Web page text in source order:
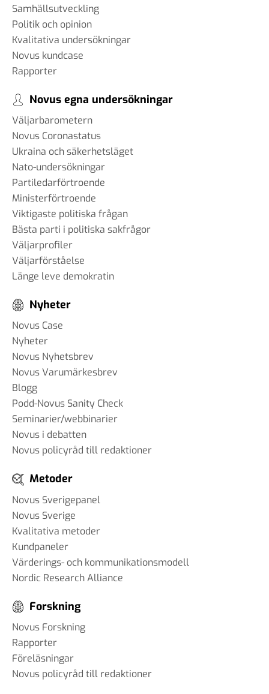
Samhällsutveckling
Politik och opinion
Kvalitativa undersökningar
Novus kundcase
Rapporter
Novus egna undersökningar
Väljarbarometern
Novus Coronastatus
Ukraina och säkerhetsläget
Nato-undersökningar
Partiledarförtroende
Ministerförtroende
Viktigaste politiska frågan
Bästa parti i politiska sakfrågor
Väljarprofiler
Väljarförståelse
Länge leve demokratin
Nyheter
Novus Case
Nyheter
Novus Nyhetsbrev
Novus Varumärkesbrev
Blogg
Podd-Novus Sanity Check
Seminarier/webbinarier
Novus i debatten
Novus policyråd till redaktioner
Metoder
Novus Sverigepanel
Novus Sverige
Kvalitativa metoder
Kundpaneler
Värderings- och kommunikationsmodell
Nordic Research Alliance
Forskning
Novus Forskning
Rapporter
Föreläsningar
Novus policyråd till redaktioner